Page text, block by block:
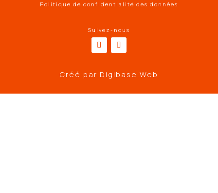
Politique de confidentialité des données
Suivez-nous
Créé par Digibase Web